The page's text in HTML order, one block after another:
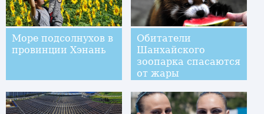
Море подсолнухов в
провинции Хэнань
Обитатели
Шанхайского
зоопарка спасаются
от жары